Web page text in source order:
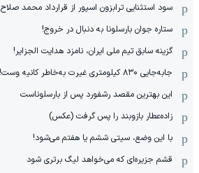
سود استثنایی ترابزون اسپور از قرارداد محمد صلاح
ستاره جوان بارسلونا به دنبال در خروج!
گزینه سابق تیم ملی ایران، نامزد هدایت الجزایر!
جابه‌جایی ۸۳۰ کیلومتری غیرت به‌خاطر کانیه وست!
این بهترین مقصد رشفورد پس از بارسلوناست
زاده‌عطار بازوبند را پس گرفت (عکس)
با این وضع، سیتی ششم یا هفتم می‌شود!
قشم جزیره‌ای که می‌خواهد لیگ برتری شود